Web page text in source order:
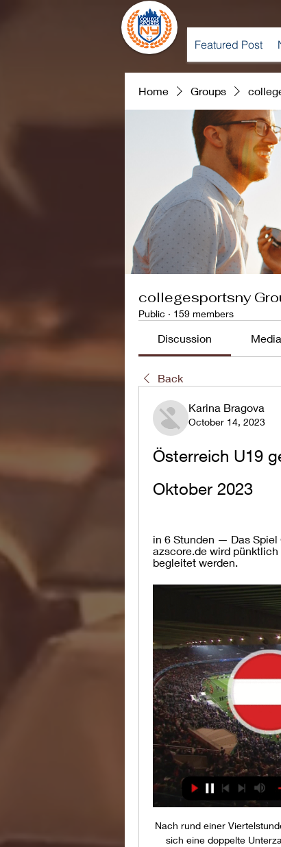
Featured Post
Home Groups
collegesportsny
Public · 159 members
Discussion Media
Back
Karina Bragova
October 14, 2023
Österreich U19
Oktober 2023
in 6 Stunden — Das
azscore.de wird
begleitet werden.
Nach rund einer
sich eine doppelte